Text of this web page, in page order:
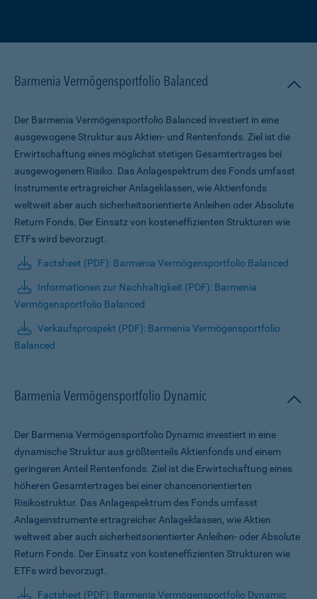
Barmenia Vermögensportfolio Balanced
Der Barmenia Vermögensportfolio Balanced investiert in eine
ausgewogene Struktur aus Aktien- und Rentenfonds. Ziel ist die
Erwirtschaftung eines möglichst stetigen Gesamtertrages bei
ausgewogenem Risiko. Das Anlagespektrum des Fonds umfasst
Instrumente ertragreicher Anlageklassen, wie Aktienfonds
weltweit aber auch sicherheitsorientierte Anleihen oder Absolute
Return Fonds. Der Einsatz von kosteneffizienten Strukturen wie
ETFs wird bevorzugt.
Factsheet (PDF): Barmenia Vermögensportfolio Balanced
Informationen zur Nachhaltigkeit (PDF): Barmenia
Vermögensportfolio Balanced
Verkaufsprospekt (PDF): Barmenia Vermögensportfolio
Balanced
Barmenia Vermögensportfolio Dynamic
Der Barmenia Vermögensportfolio Dynamic investiert in eine
dynamische Struktur aus größtenteils Aktienfonds und einem
geringeren Anteil Rentenfonds. Ziel ist die Erwirtschaftung eines
höheren Gesamtertrages bei einer chancenorientierten
Risikostruktur. Das Anlagespektrum des Fonds umfasst
Anlageinstrumente ertragreicher Anlageklassen, wie Aktien
weltweit aber auch sicherheitsorientierter Anleihen- oder Absolute
Return Fonds. Der Einsatz von kosteneffizienten Strukturen wie
ETFs wird bevorzugt.
Factsheet (PDF): Barmenia Vermögensportfolio Dynamic